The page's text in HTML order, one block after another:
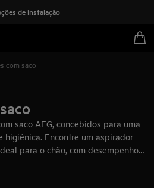
de instalação
com saco
saco AEG, concebidos para uma
higiénica. Encontre um aspirador
para o chão, com desempenho
no dia a dia.